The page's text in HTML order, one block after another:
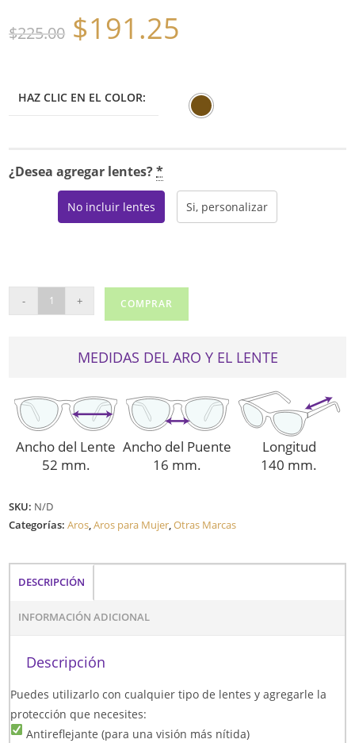
$225.00
El
precio
original
$191.25
HAZ CLIC EN EL COLOR:
¿Desea agregar lentes?*
No incluir lentes Si, personalizar
RICCI
- + COMPRAR
MEDIDAS DEL ARO Y EL LENTE
Ancho del Lente
52 mm.
Ancho del Puente
16 mm.
Longitud
140 mm.
SKU: N/D
Categorías:Aros,Aros para Mujer,Otras Marcas
DESCRIPCIÓN
INFORMACIÓN ADICIONAL
Descripción
Puedes utilizarlo con cualquier tipo de lentes y agregarle la
protección que necesites:
Antireflejante (para una visión más nítida)